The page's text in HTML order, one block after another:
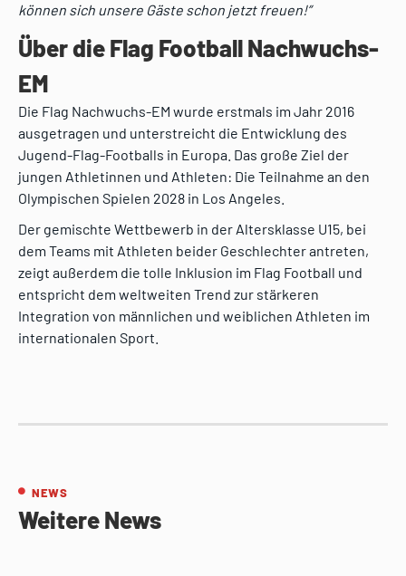
können sich unsere Gäste schon jetzt freuen!”
Über die Flag Football Nachwuchs-
EM
Die Flag Nachwuchs-EM wurde erstmals im Jahr 2016
ausgetragen und unterstreicht die Entwicklung des
Jugend-Flag-Footballs in Europa. Das große Ziel der
jungen Athletinnen und Athleten: Die Teilnahme an den
Olympischen Spielen 2028 in Los Angeles.
Der gemischte Wettbewerb in der Altersklasse U15, bei
dem Teams mit Athleten beider Geschlechter antreten,
zeigt außerdem die tolle Inklusion im Flag Football und
entspricht dem weltweiten Trend zur stärkeren
Integration von männlichen und weiblichen Athleten im
internationalen Sport.
NEWS
Weitere News